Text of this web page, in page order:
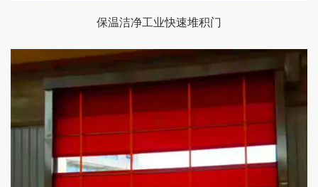
保温洁净工业快速堆积门